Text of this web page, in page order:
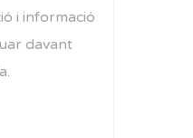
i informació
davant